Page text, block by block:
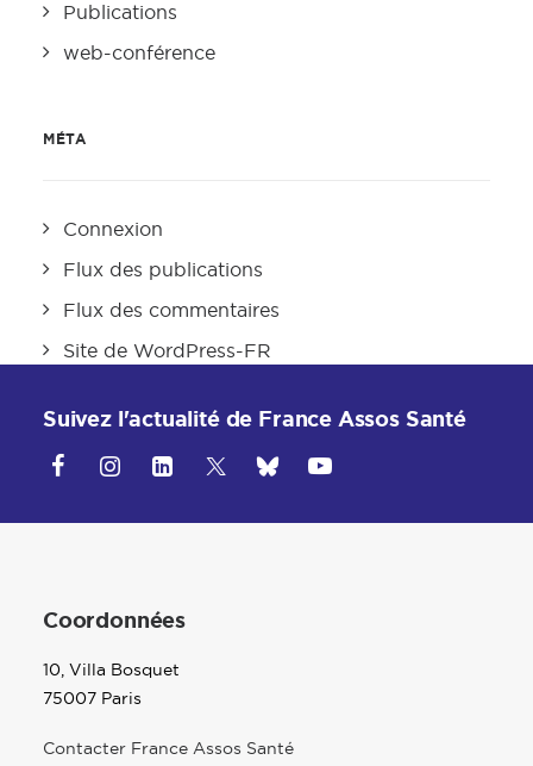
Publications
web-conférence
MÉTA
Connexion
Flux des publications
Flux des commentaires
Site de WordPress-FR
Suivez l'actualité de France Assos Santé
Coordonnées
10, Villa Bosquet
75007 Paris
Contacter France Assos Santé